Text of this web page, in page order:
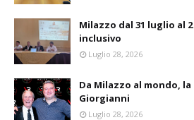
Milazzo dal 31 luglio al
inclusivo
Luglio 28, 2026
Da Milazzo al mondo,
Giorgianni
Luglio 28, 2026